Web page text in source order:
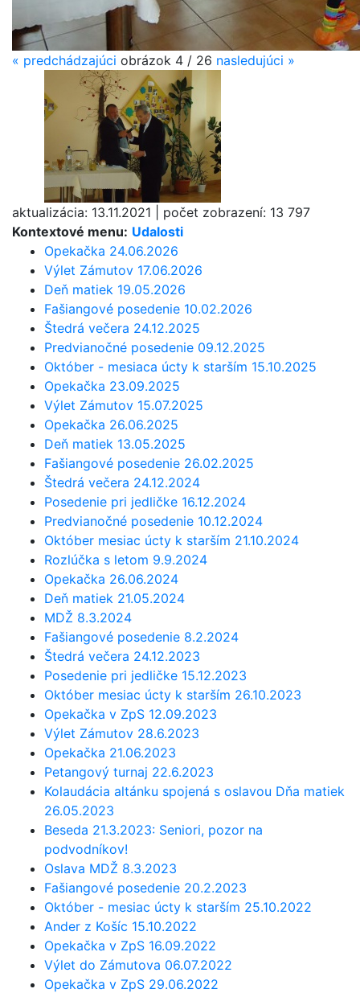
Kontextové menu: Udalosti
Opekačka 24.06.2026
Výlet Zámutov 17.06.2026
Deň matiek 19.05.2026
Fašiangové posedenie 10.02.2026
Štedrá večera 24.12.2025
Predvianočné posedenie 09.12.2025
Október - mesiaca úcty k starším 15.10.2025
Opekačka 23.09.2025
Výlet Zámutov 15.07.2025
Opekačka 26.06.2025
Deň matiek 13.05.2025
Fašiangové posedenie 26.02.2025
Štedrá večera 24.12.2024
Posedenie pri jedličke 16.12.2024
Predvianočné posedenie 10.12.2024
Október mesiac úcty k starším 21.10.2024
Rozlúčka s letom 9.9.2024
Opekačka 26.06.2024
Deň matiek 21.05.2024
MDŽ 8.3.2024
Fašiangové posedenie 8.2.2024
Štedrá večera 24.12.2023
Posedenie pri jedličke 15.12.2023
Október mesiac úcty k starším 26.10.2023
Opekačka v ZpS 12.09.2023
Výlet Zámutov 28.6.2023
Opekačka 21.06.2023
Petangový turnaj 22.6.2023
Kolaudácia altánku spojená s oslavou Dňa matiek
26.05.2023
Beseda 21.3.2023: Seniori, pozor na
podvodníkov!
Oslava MDŽ 8.3.2023
Fašiangové posedenie 20.2.2023
Október - mesiac úcty k starším 25.10.2022
Ander z Košíc 15.10.2022
Opekačka v ZpS 16.09.2022
Výlet do Zámutova 06.07.2022
Opekačka v ZpS 29.06.2022
« predchádzajúci obrázok 4 / 26 nasledujúci »
aktualizácia: 13.11.2021 počet zobrazení: 13 797